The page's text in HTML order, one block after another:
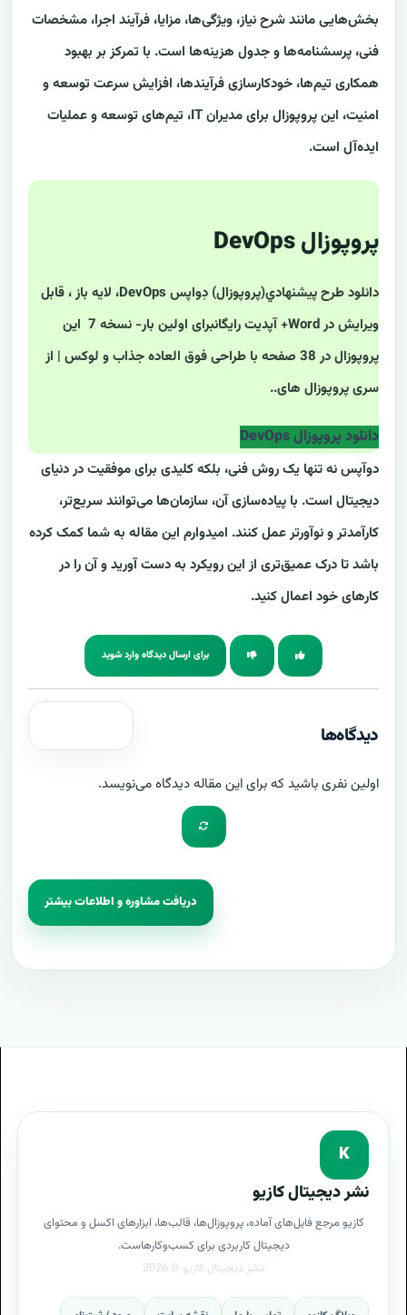
بخش‌هایی مانند شرح نیاز، ویژگی‌ها، مزایا، فرآیند اجرا، مشخصات
فنی، پرسشنامه‌ها و جدول هزینه‌ها است. با تمرکز بر بهبود
همکاری تیم‌ها، خودکارسازی فرآیندها، افزایش سرعت توسعه و
امنیت، این پروپوزال برای مدیران IT، تیم‌های توسعه و عملیات
ایده‌آل است.
پروپوزال DevOps
دانلود طرح پيشنهادي(پروپوزال) دِواپس DevOps، لایه باز ، قابل
ویرایش در Word+ آپدیت رایگانبرای اولین بار- نسخه 7 این
پروپوزال در 38 صفحه با طراحی فوق العاده جذاب و لوکس | از
سری پروپوزال های..
دانلود پروپوزال DevOps
دوآپس نه تنها یک روش فنی، بلکه کلیدی برای موفقیت در دنیای
دیجیتال است. با پیاده‌سازی آن، سازمان‌ها می‌توانند سریع‌تر،
کارآمدتر و نوآورتر عمل کنند. امیدوارم این مقاله به شما کمک کرده
باشد تا درک عمیق‌تری از این رویکرد به دست آورید و آن را در
کارهای خود اعمال کنید.
برای ارسال دیدگاه وارد شوید
دیدگاه‌ها
اولین نفری باشید که برای این مقاله دیدگاه می‌نویسد.
دریافت مشاوره و اطلاعات بیشتر
K
نشر دیجیتال کازیو
کازیو مرجع فایل‌های آماده، پروپوزال‌ها، قالب‌ها، ابزارهای اکسل و محتوای
دیجیتال کاربردی برای کسب‌وکارهاست.